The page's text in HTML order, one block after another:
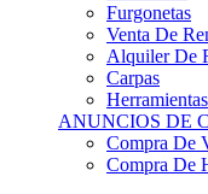
Furgonetas
Venta De
Alquiler De
Carpas
Herramientas
ANUNCIOS DE
Compra De
Compra De